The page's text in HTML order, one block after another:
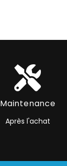
Maintenance
Après l'achat